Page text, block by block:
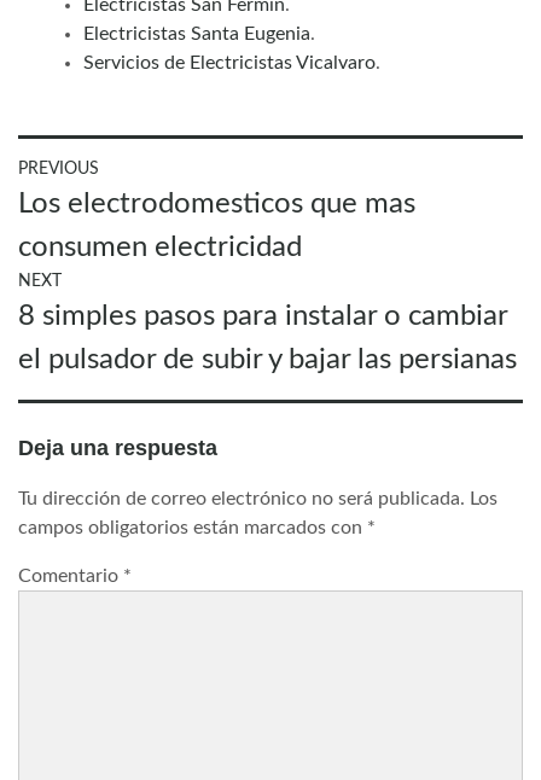
Electricistas San Fermin.
Electricistas Santa Eugenia.
Servicios de Electricistas Vicalvaro.
Navegación
de
entradas
PREVIOUS
Previous
Los electrodomesticos que mas
consumen electricidad
NEXT
Next
8 simples pasos para instalar o cambiar
el pulsador de subir y bajar las persianas
Deja una respuesta
Tu dirección de correo electrónico no será publicada. Los
campos obligatorios están marcados con *
Comentario *